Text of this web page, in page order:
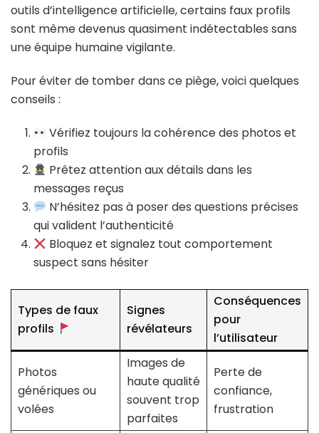
outils d’intelligence artificielle, certains faux profils
sont même devenus quasiment indétectables sans
une équipe humaine vigilante.
Pour éviter de tomber dans ce piège, voici quelques
conseils :
Vérifiez toujours la cohérence des photos et
profils
Prêtez attention aux détails dans les
messages reçus
N’hésitez pas à poser des questions précises
qui valident l’authenticité
Bloquez et signalez tout comportement
suspect sans hésiter
Types de faux
profils
Signes
révélateurs
Conséquences
pour
l’utilisateur
Photos
génériques ou
volées
Images de
haute qualité
souvent trop
parfaites
Perte de
confiance,
frustration